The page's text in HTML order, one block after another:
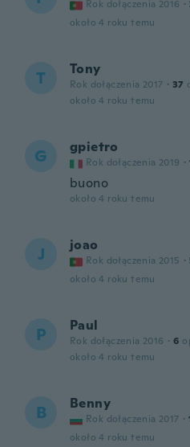
Rok dołączenia 2016 ·
około 4 roku temu
T Tony
Rok dołączenia 2017 · 37
około 4 roku temu
G gpietro
Rok dołączenia 2019 ·
buono
około 4 roku temu
J joao
Rok dołączenia 2015 ·
około 4 roku temu
P Paul
Rok dołączenia 2016 · 6
około 4 roku temu
B Benny
Rok dołączenia 2017 ·
około 4 roku temu